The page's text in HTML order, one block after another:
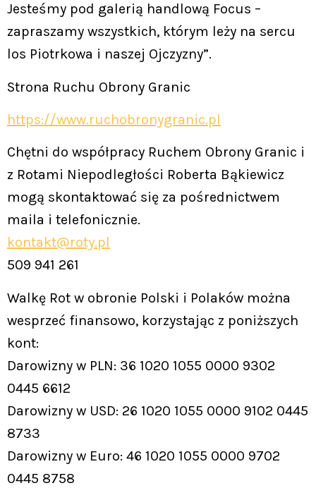
Jesteśmy pod galerią handlową Focus –
zapraszamy wszystkich, którym leży na sercu
los Piotrkowa i naszej Ojczyzny”.
Strona Ruchu Obrony Granic
https://www.ruchobronygranic.pl
Chętni do współpracy Ruchem Obrony Granic i
z Rotami Niepodległości Roberta Bąkiewicz
mogą skontaktować się za pośrednictwem
maila i telefonicznie.
kontakt@roty.pl
509 941 261
Walkę Rot w obronie Polski i Polaków można
wesprzeć finansowo, korzystając z poniższych
kont:
Darowizny w PLN: 36 1020 1055 0000 9302
0445 6612
Darowizny w USD: 26 1020 1055 0000 9102 0445
8733
Darowizny w Euro: 46 1020 1055 0000 9702
0445 8758